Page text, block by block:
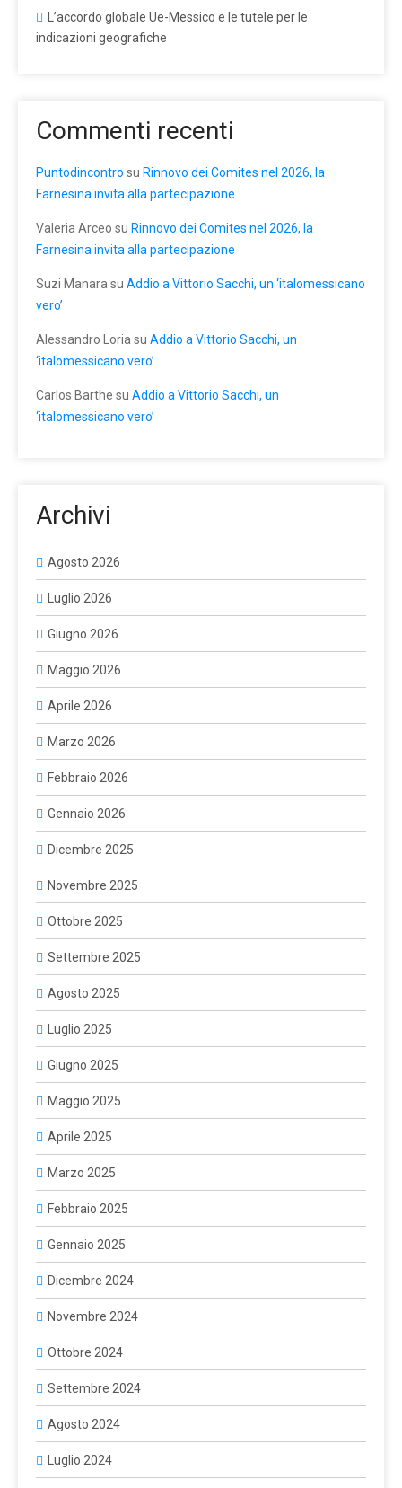
L’accordo globale Ue-Messico e le tutele per le
indicazioni geografiche
Commenti recenti
Puntodincontro su Rinnovo dei Comites nel 2026, la
Farnesina invita alla partecipazione
Valeria Arceo su Rinnovo dei Comites nel 2026, la
Farnesina invita alla partecipazione
Suzi Manara su Addio a Vittorio Sacchi, un ‘italomessicano
vero’
Alessandro Loria su Addio a Vittorio Sacchi, un
‘italomessicano vero’
Carlos Barthe su Addio a Vittorio Sacchi, un
‘italomessicano vero’
Archivi
Agosto 2026
Luglio 2026
Giugno 2026
Maggio 2026
Aprile 2026
Marzo 2026
Febbraio 2026
Gennaio 2026
Dicembre 2025
Novembre 2025
Ottobre 2025
Settembre 2025
Agosto 2025
Luglio 2025
Giugno 2025
Maggio 2025
Aprile 2025
Marzo 2025
Febbraio 2025
Gennaio 2025
Dicembre 2024
Novembre 2024
Ottobre 2024
Settembre 2024
Agosto 2024
Luglio 2024